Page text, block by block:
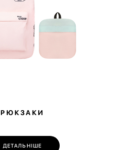
РЮКЗАКИ
ДЕТАЛЬНІШЕ